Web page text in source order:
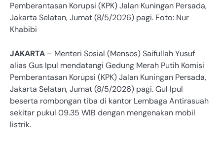
Pemberantasan Korupsi (KPK) Jalan Kuningan Persada,
Jakarta Selatan, Jumat (8/5/2026) pagi. Foto: Nur
Khabibi
JAKARTA – Menteri Sosial (Mensos) Saifullah Yusuf
alias Gus Ipul mendatangi Gedung Merah Putih Komisi
Pemberantasan Korupsi (KPK) Jalan Kuningan Persada,
Jakarta Selatan, Jumat (8/5/2026) pagi. Gul Ipul
beserta rombongan tiba di kantor Lembaga Antirasuah
sekitar pukul 09.35 WIB dengan mengenakan mobil
listrik.